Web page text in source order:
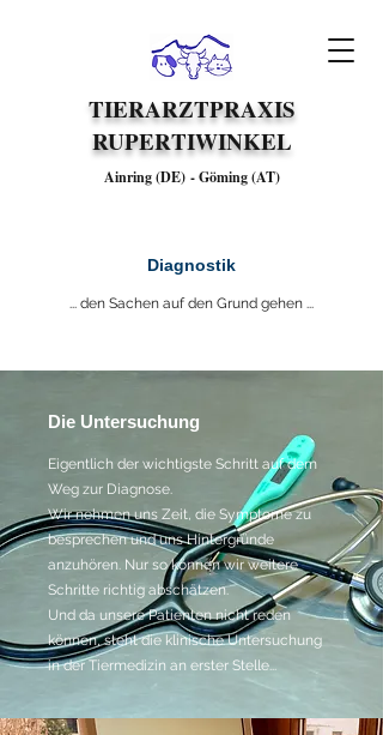
TIERARZTPRAXIS
RUPERTIWINKEL
Ainring (DE) -Göming (AT)
Diagnostik
... den Sachen auf den Grund gehen ...
Die Untersuchung
Eigentlich der wichtigste Schritt auf dem
Weg zur Diagnose.
Wir nehmen uns Zeit, die Symptome zu
besprechen und uns Hintergründe
anzuhören. Nur so können wir weitere
Schritte richtig abschätzen.
Und da unsere Patienten nicht reden
können, steht die klinische Untersuchung
in der Tiermedizin an erster Stelle...